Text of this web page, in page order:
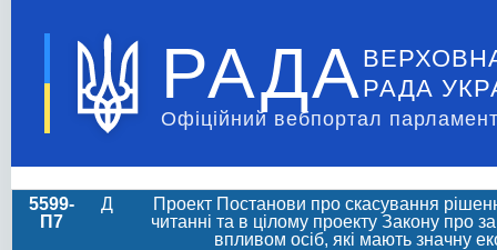
РАДА РАДА
Офіційний вебпортал
5599-
П7
Д
Проект Постанови про скасування
читанні та в цілому проекту Закону про
впливом осіб, які мають значну